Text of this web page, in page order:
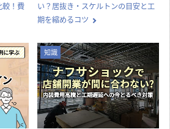
較！費
い？居抜き・スケルトンの目安と工
期を縮めるコツ
知識